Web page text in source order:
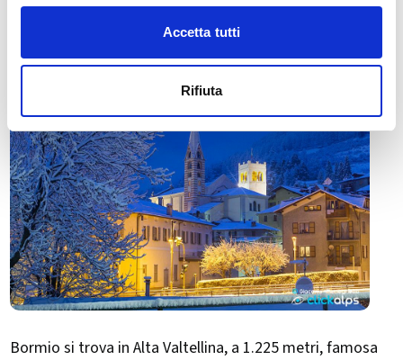
Accetta tutti
Rifiuta
Bormio si trova in Alta Valtellina, a 1.225 metri, famosa